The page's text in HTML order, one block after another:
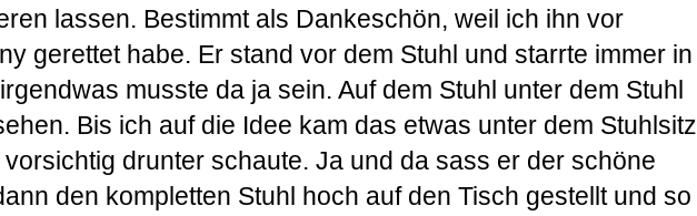
lassen. Bestimmt als Dankeschön, weil ich ihn vor
gerettet habe. Er stand vor dem Stuhl und starrte immer in
musste da ja sein. Auf dem Stuhl unter dem Stuhl
Bis ich auf die Idee kam das etwas unter dem Stuhlsitz
drunter schaute. Ja und da sass er der schöne
den kompletten Stuhl hoch auf den Tisch gestellt und so